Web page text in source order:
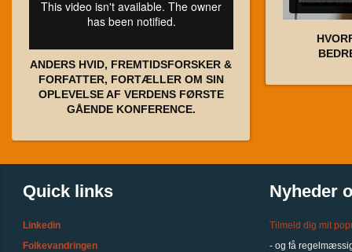
ANDERS HVID, FREMTIDSFORSKER &
FORFATTER, FORTÆLLER OM SIN
OPLEVELSE AF VERDENS FØRSTE
GÅENDE KONFERENCE.
Quick links
Linkedin
Folkevandringen
Nyheder
Tilmeld dig mit
- og få